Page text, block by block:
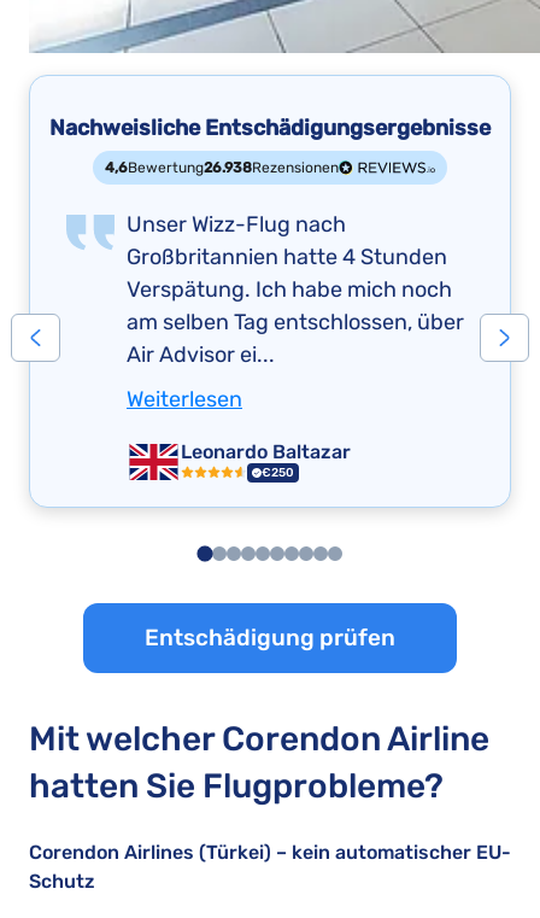
Nachweisliche Entschädigungsergebnisse
4,6Bewertung26.938Rezensionen
Unser Wizz-Flug nach
Großbritannien hatte 4 Stunden
Verspätung. Ich habe mich noch
am selben Tag entschlossen, über
Air Advisor ei...
Weiterlesen
Leonardo Baltazar
€250
Entschädigung prüfen
Mit welcher Corendon Airline
hatten Sie Flugprobleme?
Corendon Airlines (Türkei) – kein automatischer EU-
Schutz